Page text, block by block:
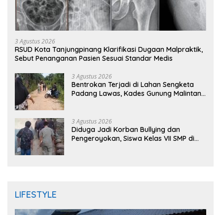
3 Agustus 2026
RSUD Kota Tanjungpinang Klarifikasi Dugaan Malpraktik,
Sebut Penanganan Pasien Sesuai Standar Medis
3 Agustus 2026
Bentrokan Terjadi di Lahan Sengketa
Padang Lawas, Kades Gunung Malintang
3 Agustus 2026
Diduga Jadi Korban Bullying dan
Pengeroyokan, Siswa Kelas VII SMP di
LIFESTYLE